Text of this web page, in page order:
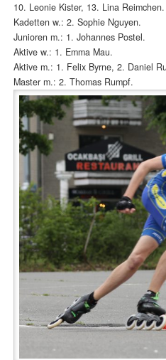
10. Leonie Kister, 13. Lina Reimchen.
Kadetten w.: 2. Sophie Nguyen.
Junioren m.: 1. Johannes Postel.
Aktive w.: 1. Emma Mau.
Aktive m.: 1. Felix Byrne, 2. Daniel
Master m.: 2. Thomas Rumpf.